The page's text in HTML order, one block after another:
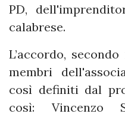
PD,
calabrese.
L’accordo,
membri
così definiti dal
così: Vincenzo